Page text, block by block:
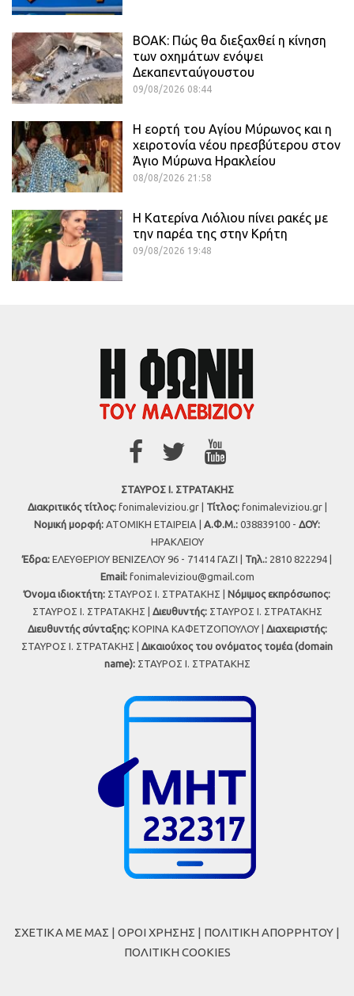
ΒΟΑΚ: Πώς θα διεξαχθεί η κίνηση
των οχημάτων ενόψει
Δεκαπενταύγουστου
09/08/2026 08:44
Η εορτή του Αγίου Μύρωνος και η
χειροτονία νέου πρεσβύτερου στον
Άγιο Μύρωνα Ηρακλείου
08/08/2026 21:58
Η Κατερίνα Λιόλιου πίνει ρακές με
την παρέα της στην Κρήτη
09/08/2026 19:48
ΣΤΑΥΡΟΣ Ι. ΣΤΡΑΤΑΚΗΣ
Διακριτικός τίτλος:fonimaleviziou.gr | Τίτλος:fonimaleviziou.gr |
Νομική μορφή: ΑΤΟΜΙΚΗ ΕΤΑΙΡΕΙΑ | Α.Φ.Μ.: 038839100 - ΔΟΥ:
ΗΡΑΚΛΕΙΟΥ
Έδρα: ΕΛΕΥΘΕΡΙΟΥ ΒΕΝΙΖΕΛΟΥ 96 - 71414 ΓΑΖΙ | Τηλ.: 2810 822294 |
Εmail: fonimaleviziou@gmail.com
Όνομα ιδιοκτήτη: ΣΤΑΥΡΟΣ Ι. ΣΤΡΑΤΑΚΗΣ | Νόμιμος εκπρόσωπος:
ΣΤΑΥΡΟΣ Ι. ΣΤΡΑΤΑΚΗΣ | Διευθυντής:ΣΤΑΥΡΟΣ Ι. ΣΤΡΑΤΑΚΗΣ
Διευθυντής σύνταξης:ΚΟΡΙΝΑ ΚΑΦΕΤΖΟΠΟΥΛΟΥ | Διαχειριστής:
ΣΤΑΥΡΟΣ Ι. ΣΤΡΑΤΑΚΗΣ | Δικαιούχος του ονόματος τομέα (domain
name):ΣΤΑΥΡΟΣ Ι. ΣΤΡΑΤΑΚΗΣ
ΣΧΕΤΙΚΑ ΜΕ ΜΑΣ | ΟΡΟΙ ΧΡΗΣΗΣ | ΠΟΛΙΤΙΚΗ ΑΠΟΡΡΗΤΟΥ |
ΠΟΛΙΤΙΚΗ COOKIES